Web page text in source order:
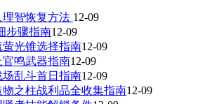
智恢复方法 12-09
步骤指南12-09
光锥选择指南12-09
鸣武器指南12-09
乱斗首日指南12-09
物之柱战利品全收集指南12-09